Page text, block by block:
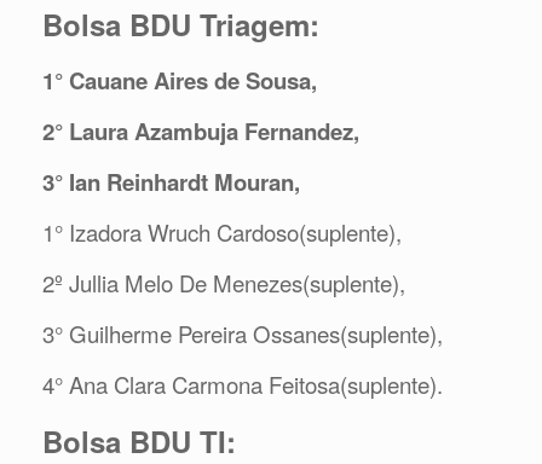
Bolsa BDU Triagem:
1° Cauane Aires de Sousa,
2° Laura Azambuja Fernandez,
3° Ian Reinhardt Mouran,
1° Izadora Wruch Cardoso(suplente),
2º Jullia Melo De Menezes(suplente),
3° Guilherme Pereira Ossanes(suplente),
4° Ana Clara Carmona Feitosa(suplente).
Bolsa BDU TI: